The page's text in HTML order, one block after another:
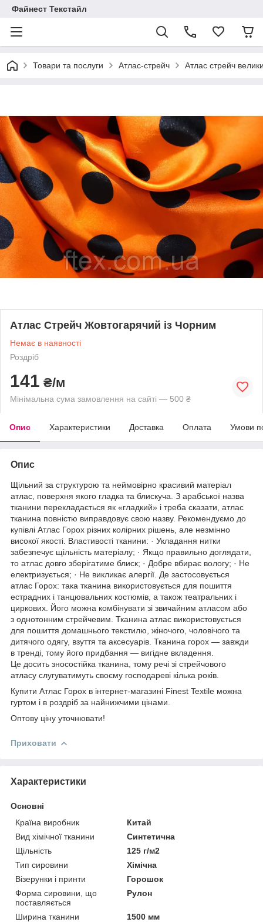
Файнест Текстайл
Товари та послуги Атлас-стрейч Атлас стрейч
Атлас Стрейч Жовтогарячий із Чорним
Немає в наявності
Роздріб
141 ₴/м
Мінімальна сума замовлення на сайті — 500 ₴
Опис Характеристики Доставка Оплата Умови
Опис
Щільний за структурою та неймовірно красивий матеріал
атлас, поверхня якого гладка та блискуча. З арабської назва
тканини перекладається як «гладкий» і треба сказати, атлас
тканина повністю виправдовує свою назву. Рекомендуємо до
купівлі Атлас Горох різних колірних рішень, але незмінно
високої якості. Властивості тканини: · Укладання нитки
забезпечує щільність матеріалу; · Якщо правильно доглядати,
то атлас довго зберігатиме блиск; · Добре вбирає вологу; · Не
електризується; · Не викликає алергії. Де застосовується
атлас Горох: така тканина використовується для пошиття
естрадних і танцювальних костюмів, а також театральних і
циркових. Його можна комбінувати зі звичайним атласом або
з однотонним стрейчевим. Тканина атлас використовується
для пошиття домашнього текстилю, жіночого, чоловічого та
дитячого одягу, взуття та аксесуарів. Тканина горох — завжди
в тренді, тому його придбання — вигідне вкладення.
Це досить зносостійка тканина, тому речі зі стрейчового
атласу слугуватимуть своєму господареві кілька років.
Купити Атлас Горох в інтернет-магазині Finest Textile можна
гуртом і в роздріб за найнижчими цінами.
Оптову ціну уточнювати!
Приховати
Характеристики
Основні
Країна виробник
Китай
Вид хімічної тканини
Синтетична
Щільність
125 г/м2
Тип сировини
Хімічна
Візерунки і принти
Горошок
Форма сировини, що
поставляється
Рулон
Ширина тканини
1500 мм